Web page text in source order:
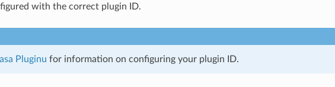
with the correct plugin ID.
Pluginu for information on configuring your plugin ID.